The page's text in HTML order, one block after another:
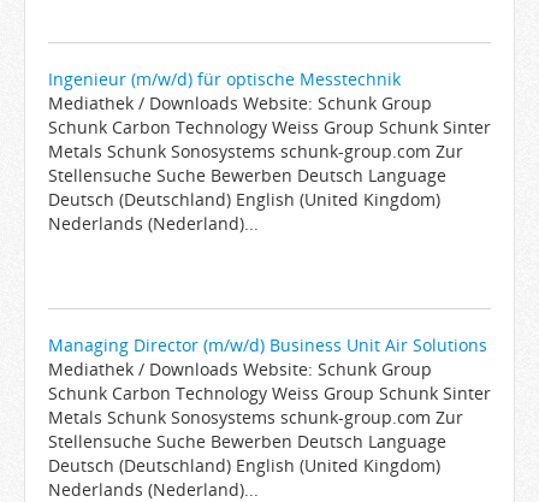
Ingenieur (m/w/d) für optische Messtechnik
Mediathek / Downloads Website: Schunk Group
Schunk Carbon Technology Weiss Group Schunk Sinter
Metals Schunk Sonosystems schunk-group.com Zur
Stellensuche Suche Bewerben Deutsch Language
Deutsch (Deutschland) English (United Kingdom)
Nederlands (Nederland)...
Managing Director (m/w/d) Business Unit Air Solutions
Mediathek / Downloads Website: Schunk Group
Schunk Carbon Technology Weiss Group Schunk Sinter
Metals Schunk Sonosystems schunk-group.com Zur
Stellensuche Suche Bewerben Deutsch Language
Deutsch (Deutschland) English (United Kingdom)
Nederlands (Nederland)...